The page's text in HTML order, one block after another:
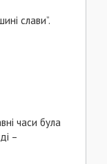
слави”.
часи була
–